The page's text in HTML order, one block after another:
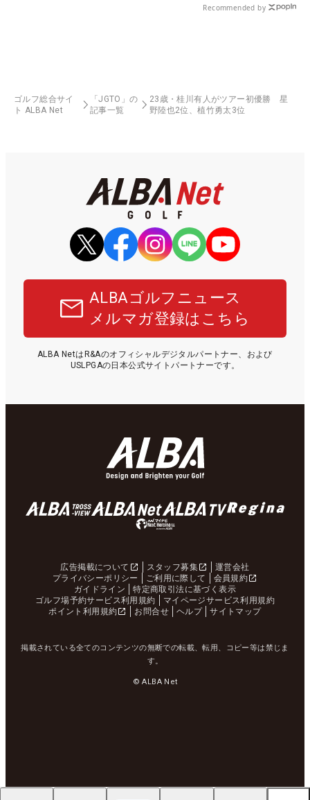
Recommended by
ゴルフ総合サイ
ト ALBA Net
「JGTO」の
記事一覧
23歳・桂川有人がツアー初優勝 星
野陸也2位、植竹勇太3位
ALBAゴルフニュース
メルマガ登録はこちら
ALBA NetはR&Aのオフィシャルデジタルパートナー、および
USLPGAの日本公式サイトパートナーです。
広告掲載について スタッフ募集
運営会社
プライバシーポリシー
ご利用に際して
会員規約
ガイドライン
特定商取引法に基づく表示
ゴルフ場予約サービス利用規約
マイページサービス利用規約
ポイント利用規約
お問合せ ヘルプ サイトマップ
掲載されている全てのコンテンツの無断での転載、転用、コピー等は禁じま
す。
© ALBA Net